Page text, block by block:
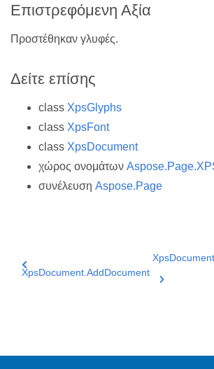
Επιστρεφόμενη Αξία
Προστέθηκαν γλυφές.
Δείτε επίσης
class XpsGlyphs
class XpsFont
class XpsDocument
χώρος ονομάτων
συνέλευση Aspose.Page
XpsDocument.AddDocument